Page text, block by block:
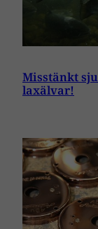
Misstänkt
laxälvar!